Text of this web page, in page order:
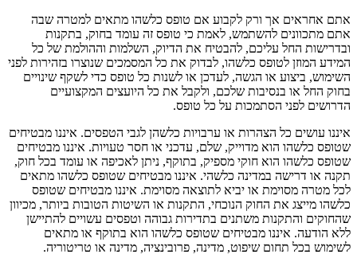
אתם אחראים אך ורק לקבוע אם טופס כלשהו מתאים למטרה שבה
אתם מתכוונים להשתמש, לאמת כי טופס זה עומד בחוק, בתקנות
ובדרישות החל עליכם, להבטיח את הדיוק, השלמות וההולמת של כל
המידע המוזן לטופס כלשהו, לבדוק את כל המסמכים שנוצרו בזהירות לפני
השימוש, ביצוע או הגשה, לעדכן או לשנות כל טופס כדי לשקף שינויים
בחוק החל או בנסיבות שלכם, ולקבל את כל היועצים המקצועיים
הדרושים לפני הסתמכות על כל טופס.
איננו עושים כל הצהרות או ערבויות כלשהן לגבי הטפסים. איננו מבטיחים
שטופס כלשהו הוא מדוייק, שלם, עדכני או חסר טעויות. איננו מבטיחים
שטופס כלשהו הוא חוקי מספיק, בתוקף, ניתן לאכיפה או עומד בכל חוק,
תקנה או דרישה במדינה כלשהי. איננו מבטיחים שטופס כלשהו מתאים
לכל מטרה מסוימת או יביא לתוצאה מסוימת. איננו מבטיחים שטופס
כלשהו מייצג את החוק הנוכחי, התקנות או השיטות הטובות ביותר, מכיוון
שהחוקים והתקנות משתנים בתדירות גבוהה וטפסים עשויים להתיישן
ללא הודעה. איננו מבטיחים שטופס כלשהו הוא בתוקף או מתאים
לשימוש בכל תחום שיפוט, מדינה, פרובינציה, מדינה או טריטוריה.